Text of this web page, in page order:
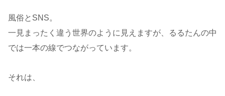
風俗とSNS。
一見まったく違う世界のように見えますが、るるたんの中
では一本の線でつながっています。
それは、